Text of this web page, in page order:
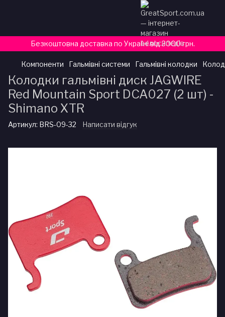
Безкоштовна доставка по Україні від 3000 грн.
Компоненти Гальмівні системи Гальмівні колодки
Колодки гальмівні диск JAGWIRE
Red Mountain Sport DCA027 (2 шт) -
Shimano XTR
Артикул: BRS-09-32 Написати відгук